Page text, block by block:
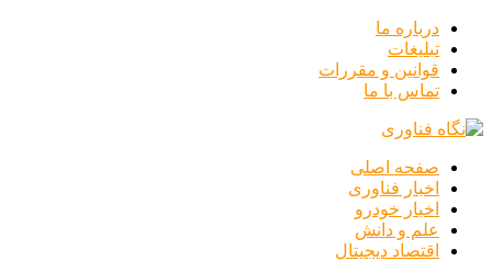
درباره ما
تبلیغات
قوانین و مقررات
تماس با ما
صفحه اصلی
اخبار فناوری
اخبار خودرو
علم و دانش
اقتصاد دیجیتال